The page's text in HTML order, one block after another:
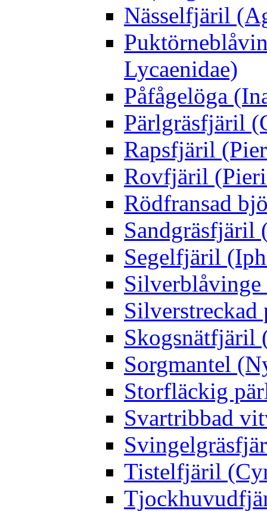
Nässelfjäril
Lycaenidae)
Påfågelöga
Pärlgräsfjäril
Rapsfjäril
Rovfjäril
Rödfransad
Sandgräsfjäril
Segelfjäril
Silverblåvinge
Skogsnätfjäril
Sorgmantel
Storfläckig
Svartribbad
Tistelfjäril